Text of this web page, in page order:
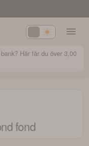
Här får du över 3,00
fond